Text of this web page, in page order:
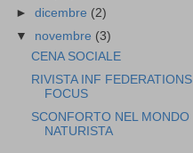
►dicembre (2)
▼ novembre (3)
CENA SOCIALE
RIVISTA INF FEDERATIONS
FOCUS
SCONFORTO NEL MONDO
NATURISTA